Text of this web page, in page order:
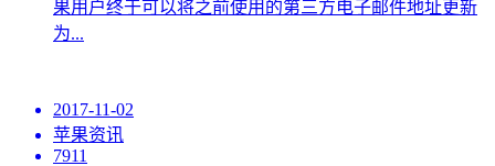
果用户终于可以将之前使用的第三方电子邮件地址更新
为...
2017-11-02
苹果资讯
7911